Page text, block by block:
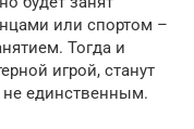
или спортом –
Тогда и
игрой, станут
единственным.